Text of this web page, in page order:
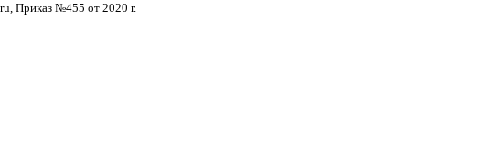
Приказ №455 от 2020 г.